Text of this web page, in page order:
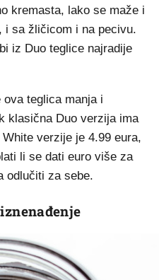
kremasta, lako se maže i
i sa žličicom i na pecivu.
iz Duo teglice najradije
ova teglica manja i
klasična Duo verzija ima
verzije je 4.99 eura,
li se dati euro više za
odlučiti za sebe.